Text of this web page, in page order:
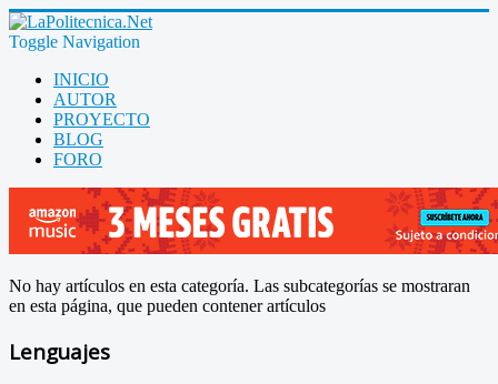
Toggle Navigation
INICIO
AUTOR
PROYECTO
BLOG
FORO
No hay artículos en esta categoría. Las subcategorías se mostraran
en esta página, que pueden contener artículos
Lenguajes